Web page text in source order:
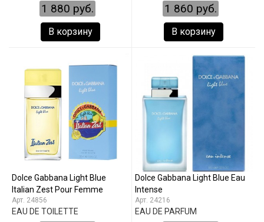
1 880 руб.
В корзину
1 860 руб.
В корзину
Dolce Gabbana Light Blue
Italian Zest Pour Femme
24856
EAU DE TOILETTE
Dolce Gabbana Light Blue Eau
Intense
24216
EAU DE PARFUM